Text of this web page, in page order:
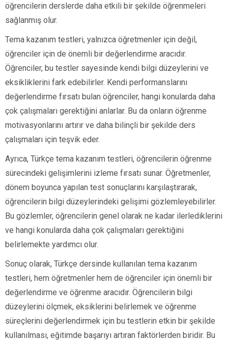
öğrencilerin derslerde daha etkili bir şekilde öğrenmeleri
sağlanmış olur.
Tema kazanım testleri, yalnızca öğretmenler için değil,
öğrenciler için de önemli bir değerlendirme aracıdır.
Öğrenciler, bu testler sayesinde kendi bilgi düzeylerini ve
eksikliklerini fark edebilirler. Kendi performanslarını
değerlendirme fırsatı bulan öğrenciler, hangi konularda daha
çok çalışmaları gerektiğini anlarlar. Bu da onların öğrenme
motivasyonlarını artırır ve daha bilinçli bir şekilde ders
çalışmaları için teşvik eder.
Ayrıca, Türkçe tema kazanım testleri, öğrencilerin öğrenme
sürecindeki gelişimlerini izleme fırsatı sunar. Öğretmenler,
dönem boyunca yapılan test sonuçlarını karşılaştırarak,
öğrencilerin bilgi düzeylerindeki gelişimi gözlemleyebilirler.
Bu gözlemler, öğrencilerin genel olarak ne kadar ilerlediklerini
ve hangi konularda daha çok çalışmaları gerektiğini
belirlemekte yardımcı olur.
Sonuç olarak, Türkçe dersinde kullanılan tema kazanım
testleri, hem öğretmenler hem de öğrenciler için önemli bir
değerlendirme ve öğrenme aracıdır. Öğrencilerin bilgi
düzeylerini ölçmek, eksiklerini belirlemek ve öğrenme
süreçlerini değerlendirmek için bu testlerin etkin bir şekilde
kullanılması, eğitimde başarıyı artıran faktörlerden biridir. Bu